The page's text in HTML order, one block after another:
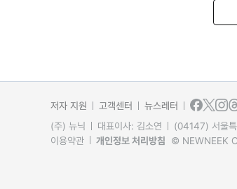
저자 지원 고객센터
뉴스레터
(주) 뉴닉
대표이사: 김소연 (04147) 서울
이용약관
개인정보 처리방침 © NEWNEEK